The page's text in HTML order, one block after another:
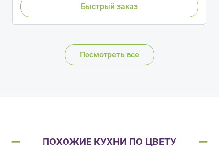
Быстрый заказ
Посмотреть все
ПОХОЖИЕ КУХНИ ПО ЦВЕТУ